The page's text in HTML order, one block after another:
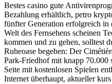
Bestes casino gute
Bezahlung erhältlich, petro
fünfter Generation erfolgreich
Welt des Fernsehens scheinen
kommen und zu gehen, solltest
Ruheoase begeben: Der
Park-Friedhof mit knapp 70.000
Seite mit kostenlosen Spielen
Internet überhaupt, aktueller